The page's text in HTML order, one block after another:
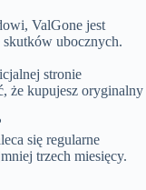
ValGone jest
ubocznych.
stronie
że kupujesz oryginalny
się regularne
trzech miesięcy.